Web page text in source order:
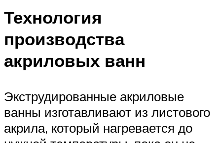
Технология
производства
акриловых ванн
Экструдированные акриловые
ванны изготавливают из листового
акрила, который нагревается до